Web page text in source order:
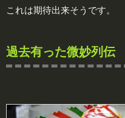
これは期待出来そうです。
過去有った微妙列伝